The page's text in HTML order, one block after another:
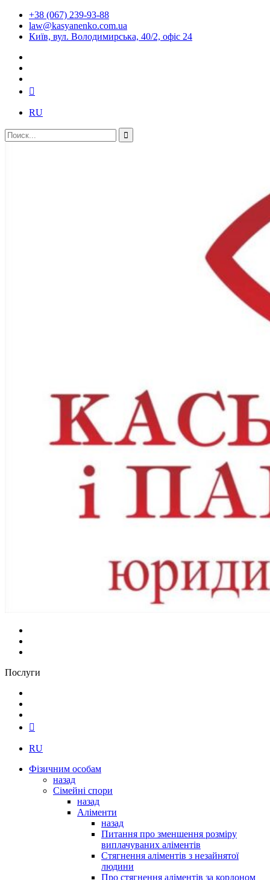
+38 (067) 239-93-88
law@kasyanenko.com.ua
Київ, вул. Володимирська, 40/2, офіс 24
RU
Послуги
RU
Фізичним особам
назад
Сімейні спори
назад
Аліменти
назад
Питання про зменшення розміру
виплачуваних аліментів
Стягнення аліментів з незайнятої
людини
Про стягнення аліментів за кордоном